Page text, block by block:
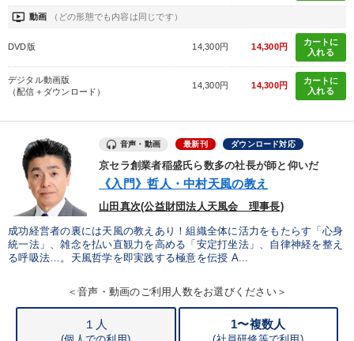
refresh 更新する
すべての音声・動画（全2077タイトル）からお探しいただけます
タグ・キーワード
販売戦略 リーダーシップ ブランディング
コミュニケーション 多様性・ダイバーシティ
交渉 営業力強化 地方企業の勝ち方 稲盛和夫
女性経営者 イノベーション 節税 企業再建
プロ経営者 中小企業 企業文化
ondemand_video 動画 （どの形態でも内容は同じです）
DVD版 14,300円 14,300円
カートに
入れる
デジタル動画版
（配信＋ダウンロード）
14,300円 14,300円
カートに
入れる
音声・動画 最新刊 ダウンロード対応
京セラ創業者稲盛氏ら数多の社長が師と仰いだ
《入門》哲人・中村天風の教え
山田真次(公益財団法人天風会 理事長)
成功経営者の裏には天風の教えあり！組織全体に活力をもたらす「心身
統一法」、雑念を払い直観力を高める「安定打坐法」、自律神経を整え
る呼吸法…。天風哲学を即実践する極意を伝授 A...
＜音声・動画のご利用人数をお選びください＞
１人 1〜複数人